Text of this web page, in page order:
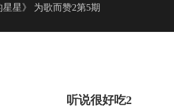
星》 为歌而赞2第5期
听说很好吃2